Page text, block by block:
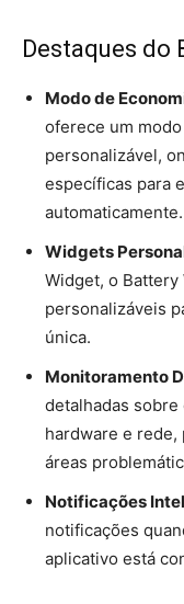
Destaques do
Modo de
oferece um
personalizável,
específicas para
automaticamente.
Widgets
Widget, o
personalizáveis
única.
Monitoramento
detalhadas
hardware e
áreas
Notificações
notificações
aplicativo está